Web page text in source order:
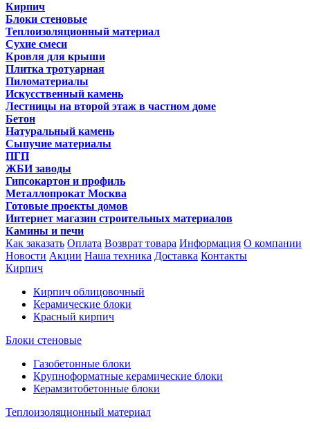
Кирпич
Блоки стеновые
Теплоизоляционный материал
Сухие смеси
Кровля для крыши
Плитка тротуарная
Пиломатериалы
Искусственный камень
Лестницы на второй этаж в частном доме
Бетон
Натуральный камень
Сыпучие материалы
ПГП
ЖБИ заводы
Гипсокартон и профиль
Металлопрокат Москва
Готовые проекты домов
Интернет магазин строительных материалов
Камины и печи
Как заказать Оплата Возврат товара Информация О компании
Новости Акции Наша техника Доставка Контакты
Кирпич
Кирпич облицовочный
Керамические блоки
Красный кирпич
Блоки стеновые
Газобетонные блоки
Крупноформатные керамические блоки
Керамзитобетонные блоки
Теплоизоляционный материал